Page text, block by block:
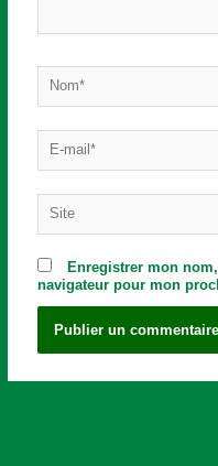
mail*
Enregistrer mon
navigateur pour mon